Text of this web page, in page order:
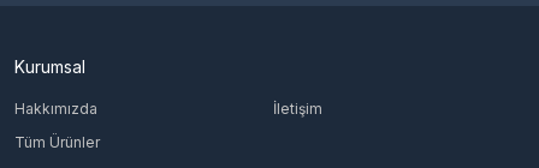
Kurumsal
Hakkımızda
İletişim
Tüm Ürünler